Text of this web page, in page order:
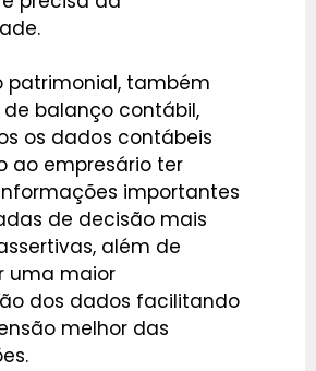
patrimonial, também
balanço contábil,
os dados contábeis
ao empresário ter
importantes
de decisão mais
além de
uma maior
dos dados facilitando
melhor das